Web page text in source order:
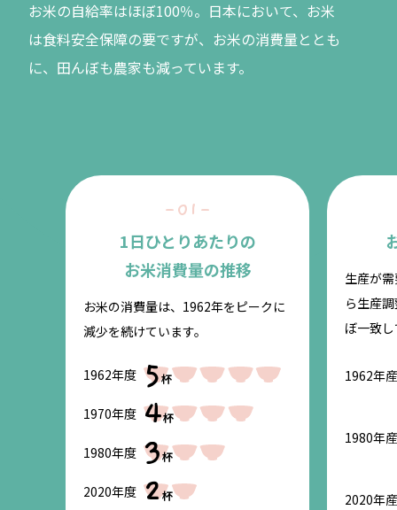
お米の自給率はほぼ100％。日本において、お米
は食料安全保障の要ですが、お米の消費量ととも
に、田んぼも農家も減っています。
1日ひとりあたりの
お米消費量の推移
お米の消費量は、1962年をピークに
減少を続けています。
1962年度 5杯
1970年度 4杯
1980年度 3杯
2020年度 2杯
生産が
ら生産
ぼ一致
1962年
1980年
2020年